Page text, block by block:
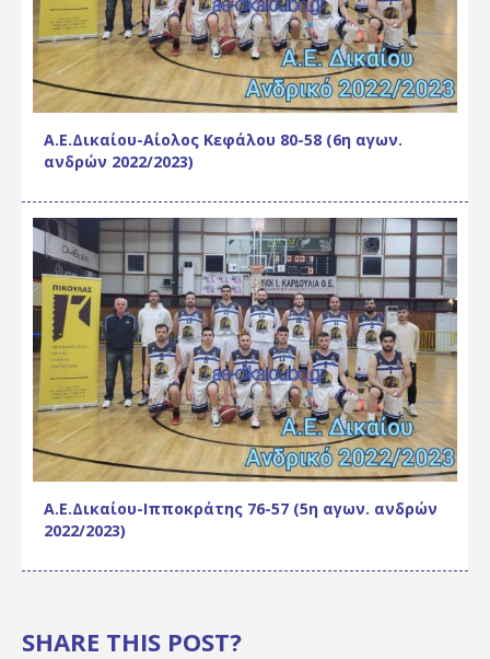
Α.Ε.Δικαίου-Αίολος Κεφάλου 80-58 (6η αγων.
ανδρών 2022/2023)
Α.Ε.Δικαίου-Ιπποκράτης 76-57 (5η αγων. ανδρών
2022/2023)
SHARE THIS POST?